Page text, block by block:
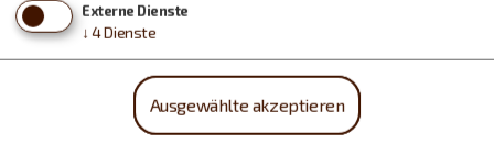
Freitag, 07.08.
Externe Dienste
↓ 4Dienste
Ausgewählte akzeptieren